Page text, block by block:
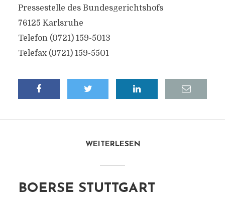
Pressestelle des Bundesgerichtshofs
76125 Karlsruhe
Telefon (0721) 159-5013
Telefax (0721) 159-5501
WEITERLESEN
BOERSE STUTTGART